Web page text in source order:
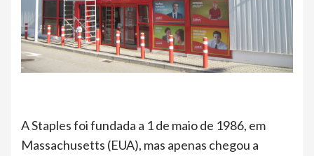
A Staples foi fundada a 1 de maio de 1986, em
Massachusetts (EUA), mas apenas chegou a